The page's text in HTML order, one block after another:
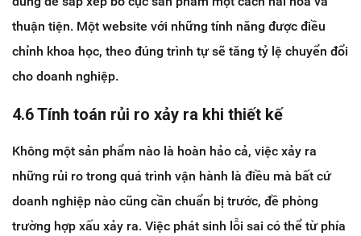
thuận tiện. Một website với những tính năng được điều
chỉnh khoa học, theo đúng trình tự sẽ tăng tỷ lệ chuyển đổi
cho doanh nghiệp.
4.6 Tính toán rủi ro xảy ra khi thiết kế
Không một sản phẩm nào là hoàn hảo cả, việc xảy ra
những rủi ro trong quá trình vận hành là điều mà bất cứ
doanh nghiệp nào cũng cần chuẩn bị trước, đề phòng
trường hợp xấu xảy ra. Việc phát sinh lỗi sai có thể từ phía